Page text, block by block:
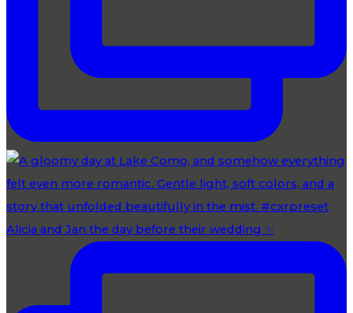
Alicia and Jan the day before their wedding ✨